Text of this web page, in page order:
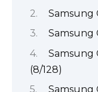
Samsung
Samsung
Samsung
(8/128)
Samsung